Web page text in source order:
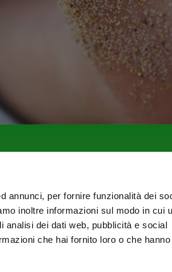
annunci, per fornire funzionalità dei
inoltre informazioni sul modo in cui
analisi dei dati web, pubblicità e social
che hai fornito loro o che hanno
e Conciliazioni